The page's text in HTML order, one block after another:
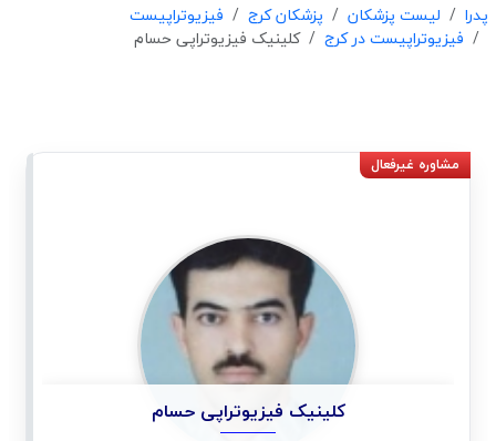
پدرا لیست پزشکان پزشکان کرج
فیزیوتراپیست
فیزیوتراپیست در کرج
کلینیک فیزیوتراپی حسام
کلینیک فیزیوتراپی حسام